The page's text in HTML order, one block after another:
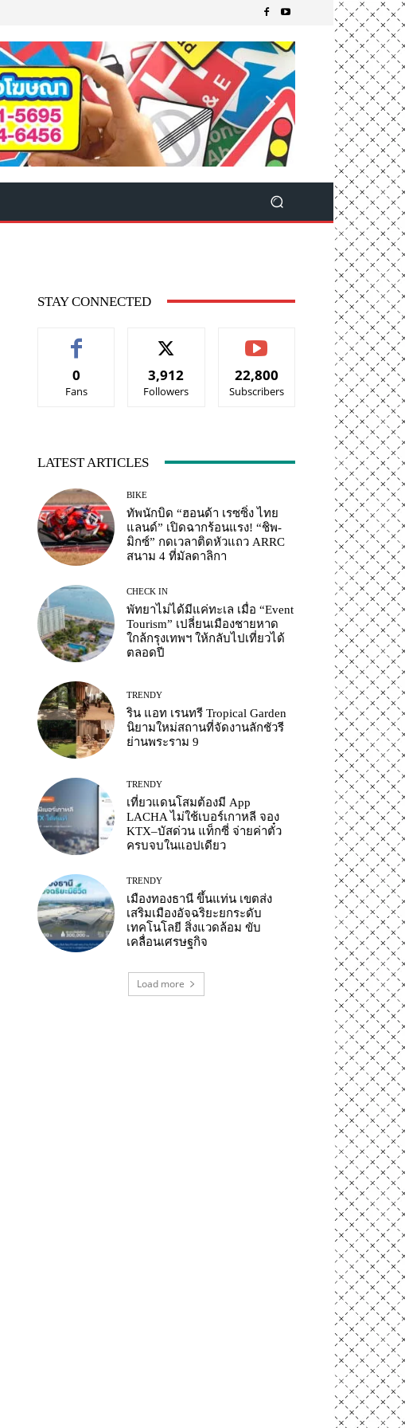
STAY CONNECTED
0
Fans
3,912
Followers
22,800
Subscribers
LATEST ARTICLES
BIKE
ทัพนักบิด “ฮอนด้า เรซซิ่ง ไทย
แลนด์” เปิดฉากร้อนแรง! “ชิพ-
มิกซ์” กดเวลาติดหัวแถว ARRC
สนาม 4 ที่มัลดาลิกา
CHECK IN
พัทยาไม่ได้มีแค่ทะเล เมื่อ “Event
Tourism” เปลี่ยนเมืองชายหาด
ใกล้กรุงเทพฯ ให้กลับไปเที่ยวได้
ตลอดปี
TRENDY
ริน แอท เรนทรี Tropical Garden
นิยามใหม่สถานที่จัดงานลักชัวรี
ย่านพระราม 9
TRENDY
เที่ยวแดนโสมต้องมี App
LACHA ไม่ใช้เบอร์เกาหลี จอง
KTX–บัสด่วน แท็กซี่ จ่ายค่าตั๋ว
ครบจบในแอปเดียว
TRENDY
เมืองทองธานี ขึ้นแท่น เขตส่ง
เสริมเมืองอัจฉริยะยกระดับ
เทคโนโลยี สิ่งแวดล้อม ขับ
เคลื่อนเศรษฐกิจ
Load more